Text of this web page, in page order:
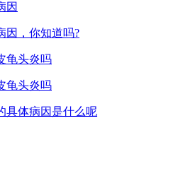
因
因，你知道吗?
龟头炎吗
龟头炎吗
具体病因是什么呢